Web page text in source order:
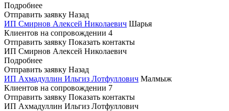
Подробнее
Отправить заявку Назад
ИП Смирнов Алексей Николаевич Шарья
Клиентов на сопровождении 4
Отправить заявку Показать контакты
ИП Смирнов Алексей Николаевич
Подробнее
Отправить заявку Назад
ИП Ахмадуллин Ильгиз Лотфуллович Малмыж
Клиентов на сопровождении 7
Отправить заявку Показать контакты
ИП Ахмадуллин Ильгиз Лотфуллович